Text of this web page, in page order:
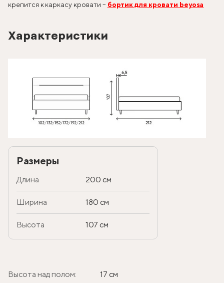
крепится к каркасу кровати – бортик для кровати beyosa
Характеристики
Размеры
Длина 200 см
Ширина 180 см
Высота 107 см
Высота над полом: 17 см